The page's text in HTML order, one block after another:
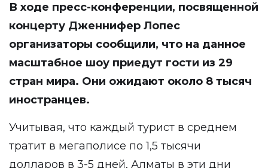
В ходе пресс-конференции, посвященной
концерту Дженнифер Лопес
организаторы сообщили, что на данное
масштабное шоу приедут гости из 29
стран мира. Они ожидают около 8 тысяч
иностранцев.
Учитывая, что каждый турист в среднем
тратит в мегаполисе по 1,5 тысячи
долларов в 3-5 дней, Алматы в эти дни